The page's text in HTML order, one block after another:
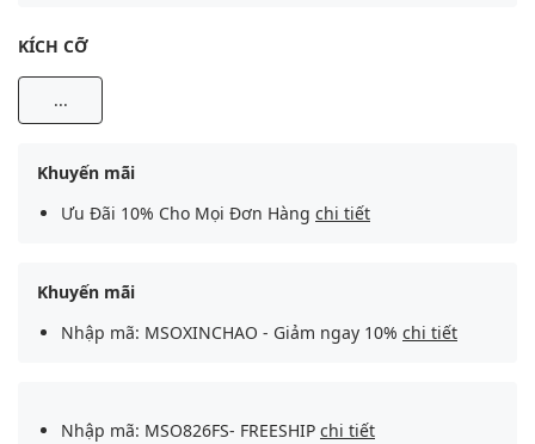
KÍCH CỠ
...
Khuyến mãi
Ưu Đãi 10% Cho Mọi Đơn Hàng chi tiết
Khuyến mãi
Nhập mã: MSOXINCHAO - Giảm ngay 10% chi tiết
Nhập mã: MSO826FS- FREESHIP chi tiết